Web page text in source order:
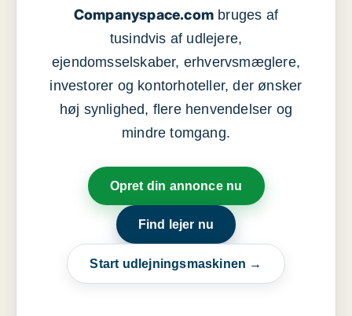
Companyspace.com bruges af
tusindvis af udlejere,
ejendomsselskaber, erhvervsmæglere,
investorer og kontorhoteller, der ønsker
høj synlighed, flere henvendelser og
mindre tomgang.
Opret din annonce nu
Find lejer nu
Start udlejningsmaskinen →